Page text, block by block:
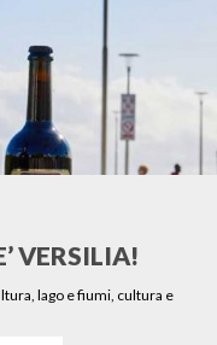
VERSILIA!
lago e fiumi, cultura e